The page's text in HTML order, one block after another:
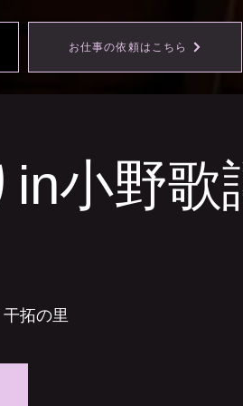
お仕事の依頼はこちら
小野歌
拓の里